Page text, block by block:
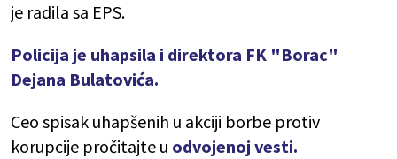
je radila sa EPS.
Policija je uhapsila i direktora FK "Borac"
Dejana Bulatovića.
Ceo spisak uhapšenih u akciji borbe protiv
korupcije pročitajte u odvojenoj vesti.